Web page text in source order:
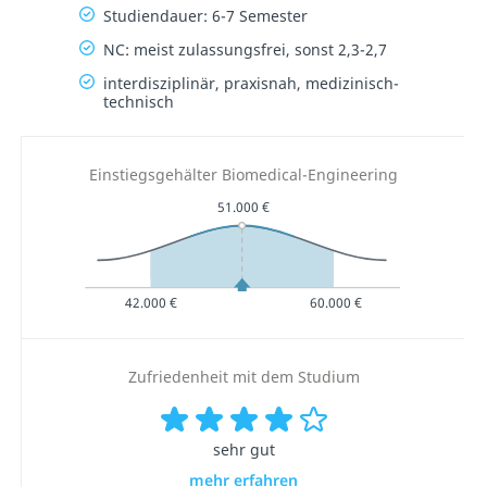
Studiendauer: 6-7 Semester
NC: meist zulassungsfrei, sonst 2,3-2,7
interdisziplinär, praxisnah, medizinisch-
technisch
Einstiegsgehälter Biomedical-Engineering
42.000 €
51.000 €
60.000 €
Zufriedenheit mit dem Studium
sehr gut
mehr erfahren